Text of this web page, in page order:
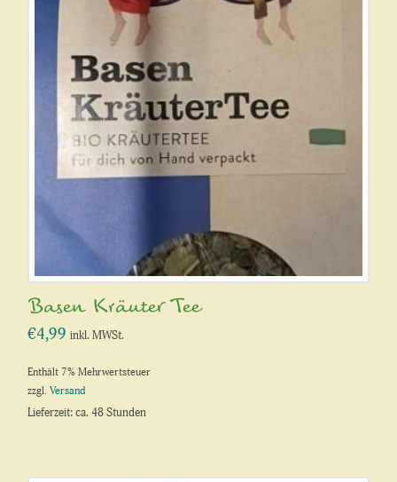
Basen Kräuter Tee
€4,99 inkl. MWSt.
Enthält 7% Mehrwertsteuer
zzgl.Versand
Lieferzeit: ca. 48 Stunden